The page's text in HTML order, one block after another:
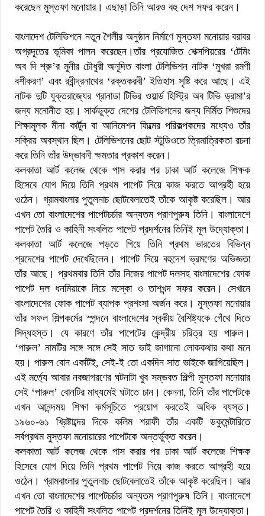
করেছেন মুস্তফা মনোয়ার। এছাড়া তিনি আরও বহু দেশ সফর করেন।
বাংলাদেশ টেলিভিশনে নতুন শৈলীর অনুষ্ঠান নির্মাণে মুস্তফা মনোয়ার বরাবর
অগ্রদূতের ভূমিকা পালন করেছেন।তাঁর প্রযোজিত শেক্সপিয়রের ‘টেমিং
অব দি শ্রু’র মুনীর চৌধুরী অনূদিত বাংলা টেলিভিশন নাটক ‘মুখরা রমণী
বশীকরণ’ এবং রবীন্দ্রনাথের ‘রক্তকরবী’ ইতিহাস সৃষ্টি করে আছে। এই
নাটক দুটি যুক্তরাজ্যের গ্রানাডা টিভির ওয়ার্ল্ড হিস্ট্রি অব টিভি ড্রামা’র
জন্য মনোনীত হয়। সার্কভুক্ত দেশের টেলিভিশনের জন্য নির্মিত শিশুদের
শিক্ষামূলক মীনা কার্টুন বা আনিমেশন ফিল্মের পরিকল্পকদের মধ্যেও তাঁর
সক্রিয় অবস্থান ছিল। টেলিভিশনের ছোট স্টুডিওতে ত্রিমাত্রিকতা রচনা
করে তিনি তাঁর উদ্ভাবনী ক্ষমতার প্রকাশ করেন।
কলকাতা আর্ট কলেজ থেকে পাস করার পর ঢাকা আর্ট কলেজে শিক্ষক
হিসেবে যোগ দিয়ে তিনি প্রথম পাপেট নিয়ে কাজ করতে আগ্রহী হয়ে
ওঠেন। গ্রামবাংলার পুতুলনাচ ছোটবেলাতেই তাঁকে আকৃষ্ট করেছিল। আর
এখন তো বাংলাদেশের পাপেটচর্চার অন্যতম প্রাণপুরুষ তিনি। বাংলাদেশে
পাপেট তৈরি ও কাহিনী সংবলিত পাপেট প্রদর্শনের তিনিই মূল উদ্যোক্তা।
কলকাতা আর্ট কলেজে পড়তে গিয়ে তিনি প্রথম ভারতের বিভিন্ন
প্রদেশের পাপেট দেখেছিলেন। পাপেট নিয়ে বহুদেশ ভ্রমণের অভিজ্ঞতা
তাঁর আছে। প্রথমবার তিনি তাঁর নিজের পাপেট দলসহ বাংলাদেশের ফোক
পাপেট দল ধনমিয়াকে নিয়ে মস্কো ও তাশখন্দ সফর করেন। সেখানে
বাংলাদেশের ফোক পাপেট ব্যাপক প্রশংসা অর্জন করে। মুস্তফা মনোয়ার
তাঁর সফল শিল্পকর্মের স্পন্দনে বাংলাদেশের স্বকীয় বৈশিষ্ট্যকে গেঁথে দিতে
সিদ্ধহস্ত। যে কারণে তাঁর পাপেটের কেন্দ্রীয় চরিত্র হয় পারুল।
‘পারুল’ নামটির সঙ্গে সঙ্গে সেই সাত ভাই জাগানো লোককথার কথা মনে
হয়। পারুল বোন একটিই, সেই-ই তো একদিন সাত ভাইকে জাগিয়েছিল।
এই মর্ত্যে আবার নবজাগরণের ঘটনাটা খুব সম্ভবত শিল্পী মুস্তফা মনোয়ার
সেই ‘পারুল’ বোনটির মাধ্যমেই ঘটাতে চান। কেননা, তিনি তাঁর পাপেটকে
এখন আনন্দময় শিক্ষা কর্মসূচিতে প্রয়োগ করতেই অধিক ব্যস্ত।
১৯৬০-৬১ খ্রিষ্টাব্দের দিকে কলিম শরাফী তাঁর একটি ডকুমেন্টারিতে
সর্বপ্রথম মুস্তফা মনোয়ারের পাপেটকে অন্তর্ভুক্ত করেন।
কলকাতা আর্ট কলেজ থেকে পাস করার পর ঢাকা আর্ট কলেজে শিক্ষক
হিসেবে যোগ দিয়ে তিনি প্রথম পাপেট নিয়ে কাজ করতে আগ্রহী হয়ে
ওঠেন। গ্রামবাংলার পুতুলনাচ ছোটবেলাতেই তাঁকে আকৃষ্ট করেছিল। আর
এখন তো বাংলাদেশের পাপেটচর্চার অন্যতম প্রাণপুরুষ তিনি। বাংলাদেশে
পাপেট তৈরি ও কাহিনী সংবলিত পাপেট প্রদর্শনের তিনিই মূল উদ্যোক্তা।